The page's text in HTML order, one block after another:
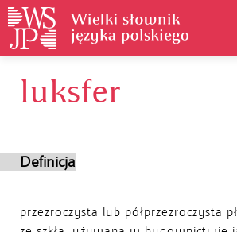
luksfer
Definicja
przezroczysta lub półprzezroczysta